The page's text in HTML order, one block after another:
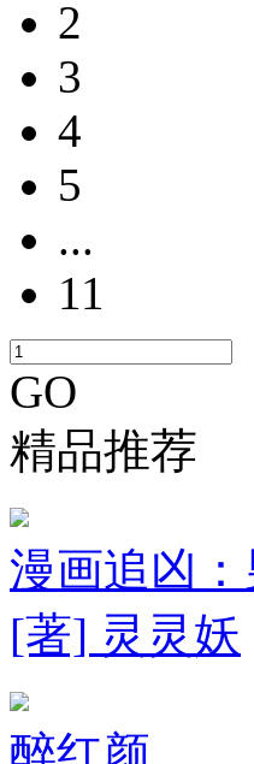
2
3
4
5
...
11
GO
精品推荐
漫画追凶
[著] 灵灵妖